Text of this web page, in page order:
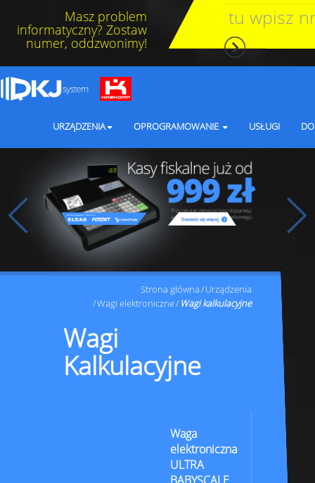
Masz problem
informatyczny? Zostaw
numer, oddzwonimy!
URZĄDZENIA OPROGRAMOWANIE USŁUGI
Strona główna Urządzenia
Wagi elektroniczne Wagi kalkulacyjne
Wagi
Kalkulacyjne
Waga
elektroniczna
ULTRA